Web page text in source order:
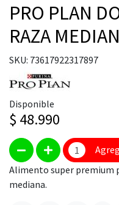
PRO PLAN
RAZA
SKU: 73617922317897
Disponible
$ 48.990
Alimento super premium
mediana.